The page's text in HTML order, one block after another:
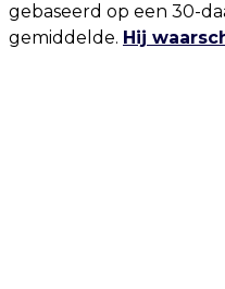
gebaseerd op een 30-
gemiddelde. Hij